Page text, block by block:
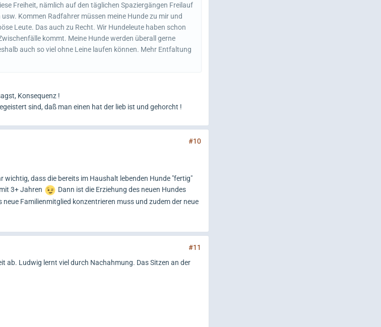
Freiheit, nämlich auf den täglichen Spaziergängen Freilauf
Kommen Radfahrer müssen meine Hunde zu mir und
Leute. Das auch zu Recht. Wir Hundeleute haben schon
kommt. Meine Hunde werden überall gerne
auch so viel ohne Leine laufen können. Mehr Entfaltung
Konsequenz !
sind, daß man einen hat der lieb ist und gehorcht !
#10
dass die bereits im Haushalt lebenden Hunde "fertig"
3+ Jahren
Dann ist die Erziehung des neuen Hundes
Familienmitglied konzentrieren muss und zudem der neue
#11
ab. Ludwig lernt viel durch Nachahmung. Das Sitzen an der